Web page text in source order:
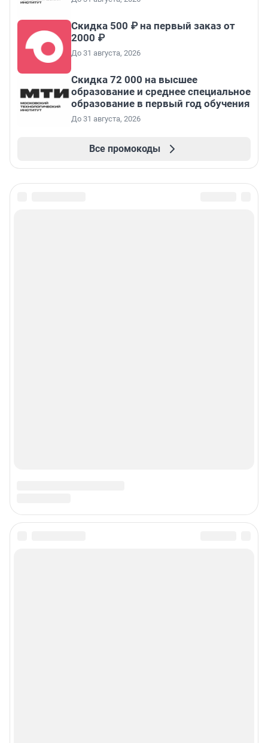
Скидка 500 ₽ на первый заказ от
2000 ₽
До 31 августа, 2026
Скидка 72 000 на высшее
образование и среднее специальное
образование в первый год обучения
До 31 августа, 2026
Все промокоды